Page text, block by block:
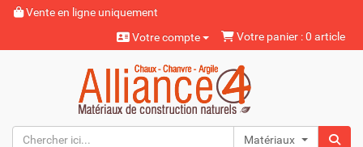
Vente en ligne uniquement
Votre compte
Votre panier : 0 article
Matériaux naturels